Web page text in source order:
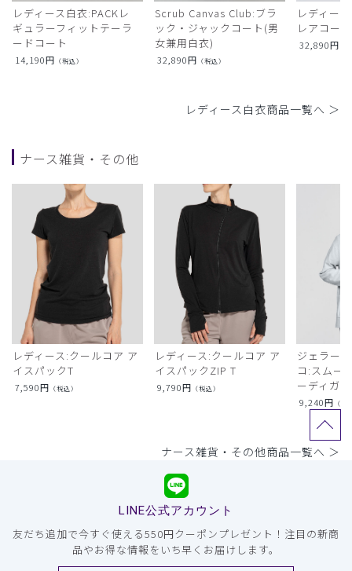
レディース白衣:PACKレ
ギュラーフィットテーラ
ードコート
14,190円 （税込）
Scrub Canvas Club:ブラ
ック・ジャックコート(男
女兼用白衣)
32,890円 （税込）
レディー
レアコート
32,890円
レディース白衣商品一覧へ ＞
ナース雑貨・その他
レディース:クールコア ア
イスパックT
7,590円 （税込）
レディース:クールコア ア
イスパックZIP T
9,790円 （税込）
ジェラー
コ:スムー
ーディガン
9,240円 （税
ナース雑貨・その他商品一覧へ ＞
LINE公式アカウント
友だち追加で今すぐ使える550円クーポンプレゼント！注目の新商
品やお得な情報をいち早くお届けします。